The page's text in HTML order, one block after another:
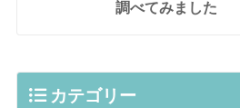
調べてみました
カテゴリー